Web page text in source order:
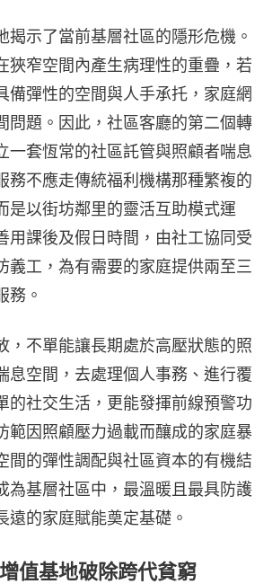
揭示了當前基層社區的隱形危機。
狹窄空間內產生病理性的重疊，若
備彈性的空間與人手承托，家庭網
問題。因此，社區客廳的第二個轉
一套恆常的社區託管與照顧者喘息
務不應走傳統福利機構那種繁複的
是以街坊鄰里的靈活互助模式運
用課後及假日時間，由社工協同受
義工，為有需要的家庭提供兩至三
務。
，不單能讓長期處於高壓狀態的照
息空間，去處理個人事務、進行覆
的社交生活，更能發揮前線預警功
範因照顧壓力過載而釀成的家庭暴
間的彈性調配與社區資本的有機結
為基層社區中，最溫暖且最具防護
遠的家庭賦能奠定基礎。
值基地破除跨代貧窮